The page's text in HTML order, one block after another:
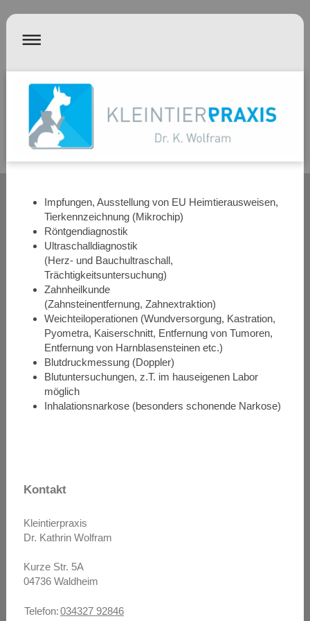
Impfungen, Ausstellung von EU Heimtierausweisen,
Tierkennzeichnung (Mikrochip)
Röntgendiagnostik
Ultraschalldiagnostik
(Herz- und Bauchultraschall,
Trächtigkeitsuntersuchung)
Zahnheilkunde
(Zahnsteinentfernung, Zahnextraktion)
Weichteiloperationen (Wundversorgung, Kastration,
Pyometra, Kaiserschnitt, Entfernung von Tumoren,
Entfernung von Harnblasensteinen etc.)
Blutdruckmessung (Doppler)
Blutuntersuchungen, z.T. im hauseigenen Labor
möglich
Inhalationsnarkose (besonders schonende Narkose)
Kontakt
Kleintierpraxis
Dr. Kathrin Wolfram
Kurze Str. 5A
04736 Waldheim
Telefon:034327 92846